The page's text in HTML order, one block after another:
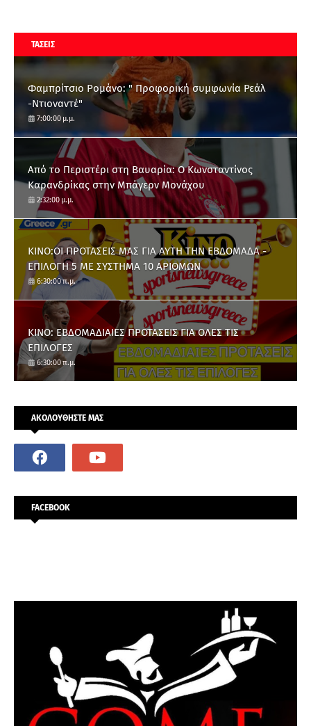
ΤΑΣΕΙΣ
Φαμπρίτσιο Ρομάνο: " Προφορική συμφωνία Ρεάλ
-Ντιοναντέ"
7:00:00 μ.μ.
Από το Περιστέρι στη Βαυαρία: O Κωνσταντίνος
Καρανδρίκας στην Μπάγερν Μονάχου
2:32:00 μ.μ.
ΚΙΝΟ:ΟΙ ΠΡΟΤΑΣΕΙΣ ΜΑΣ ΓΙΑ ΑΥΤΗ ΤΗΝ ΕΒΔΟΜΑΔΑ -
ΕΠΙΛΟΓΗ 5 ΜΕ ΣΥΣΤΗΜΑ 10 ΑΡΙΘΜΩΝ
6:30:00 π.μ.
ΚΙΝΟ: ΕΒΔΟΜΑΔΙΑΙΕΣ ΠΡΟΤΑΣΕΙΣ ΓΙΑ ΟΛΕΣ ΤΙΣ
ΕΠΙΛΟΓΕΣ
6:30:00 π.μ.
ΑΚΟΛΟΥΘΗΣΤΕ ΜΑΣ
FACEBOOK